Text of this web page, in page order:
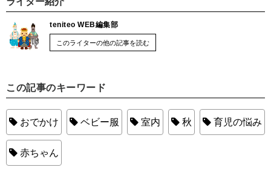
teniteo WEB編集部
このライターの他の記事を読む
この記事のキーワード
おでかけ ベビー服 室内 秋 育児の悩み
赤ちゃん